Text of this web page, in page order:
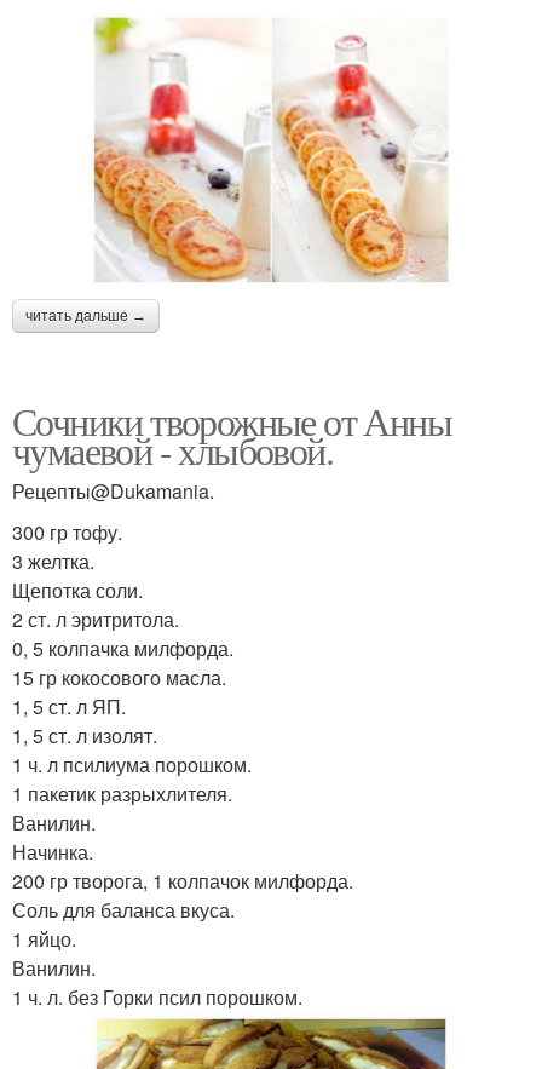
читать дальше →
Сочники творожные от Анны
чумаевой - хлыбовой.
Рецепты@Dukamania.
300 гр тофу.
3 желтка.
Щепотка соли.
2 ст. л эритритола.
0, 5 колпачка милфорда.
15 гр кокосового масла.
1, 5 ст. л ЯП.
1, 5 ст. л изолят.
1 ч. л псилиума порошком.
1 пакетик разрыхлителя.
Ванилин.
Начинка.
200 гр творога, 1 колпачок милфорда.
Соль для баланса вкуса.
1 яйцо.
Ванилин.
1 ч. л. без Горки псил порошком.